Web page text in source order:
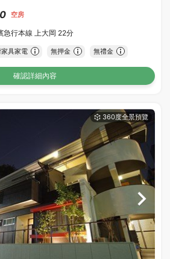
空房
急行本線 上大岡 22分
具家電 無押金 無禮金
確認詳細內容